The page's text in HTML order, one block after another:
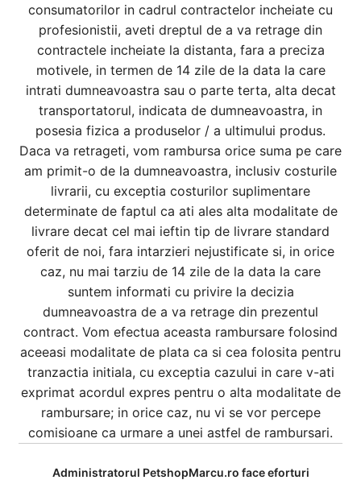
consumatorilor in cadrul contractelor incheiate cu
profesionistii, aveti dreptul de a va retrage din
contractele incheiate la distanta, fara a preciza
motivele, in termen de 14 zile de la data la care
intrati dumneavoastra sau o parte terta, alta decat
transportatorul, indicata de dumneavoastra, in
posesia fizica a produselor / a ultimului produs.
Daca va retrageti, vom rambursa orice suma pe care
am primit-o de la dumneavoastra, inclusiv costurile
livrarii, cu exceptia costurilor suplimentare
determinate de faptul ca ati ales alta modalitate de
livrare decat cel mai ieftin tip de livrare standard
oferit de noi, fara intarzieri nejustificate si, in orice
caz, nu mai tarziu de 14 zile de la data la care
suntem informati cu privire la decizia
dumneavoastra de a va retrage din prezentul
contract. Vom efectua aceasta rambursare folosind
aceeasi modalitate de plata ca si cea folosita pentru
tranzactia initiala, cu exceptia cazului in care v-ati
exprimat acordul expres pentru o alta modalitate de
rambursare; in orice caz, nu vi se vor percepe
comisioane ca urmare a unei astfel de rambursari.
Administratorul PetshopMarcu.ro face eforturi